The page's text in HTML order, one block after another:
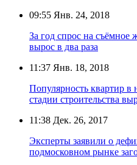
09:55 Янв. 24, 2018
За год спрос на
вырос в два раза
11:37 Янв. 18, 2018
Популярность квартир в
стадии строительства
11:38 Дек. 26, 2017
Эксперты заявили о
подмосковном рынке